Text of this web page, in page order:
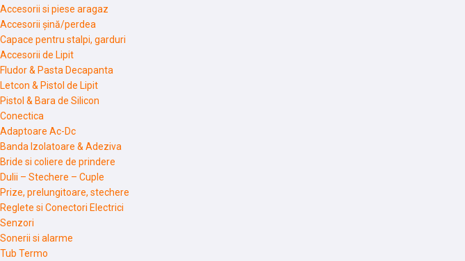
Accesorii si piese aragaz
Accesorii șină/perdea
Capace pentru stalpi, garduri
Accesorii de Lipit
Fludor & Pasta Decapanta
Letcon & Pistol de Lipit
Pistol & Bara de Silicon
Conectica
Adaptoare Ac-Dc
Banda Izolatoare & Adeziva
Bride si coliere de prindere
Dulii – Stechere – Cuple
Prize, prelungitoare, stechere
Reglete si Conectori Electrici
Senzori
Sonerii si alarme
Tub Termo